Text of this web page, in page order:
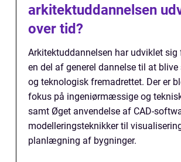
arkitektuddannelsen
over tid?
Arkitektuddannelsen har udviklet
en del af generel dannelse til at
og teknologisk fremadrettet. Der er
fokus på ingeniørmæssige og
samt Øget anvendelse af CAD-
modelleringsteknikker til
planlægning af bygninger.